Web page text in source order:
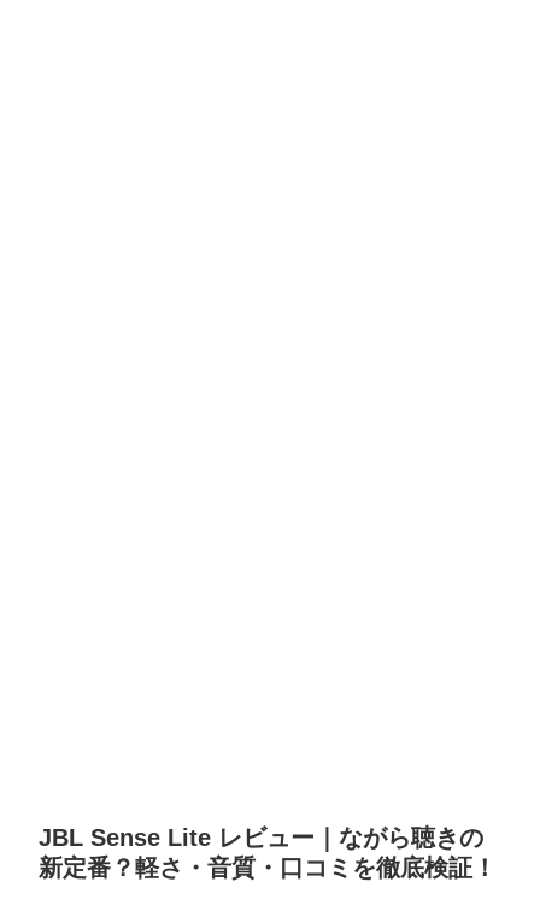
JBL Sense Lite レビュー｜ながら聴きの
新定番？軽さ・音質・口コミを徹底検証！